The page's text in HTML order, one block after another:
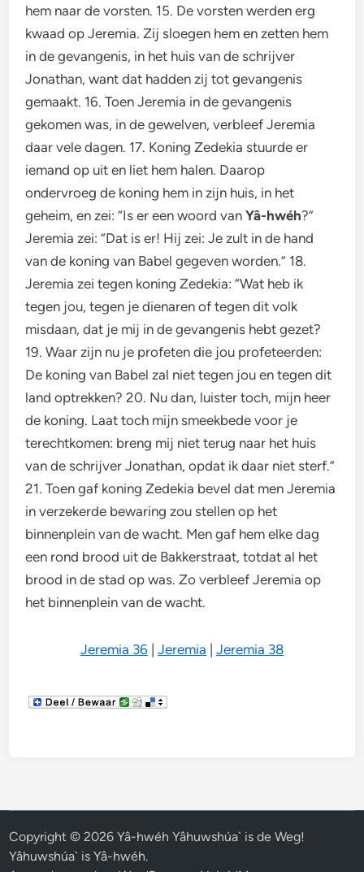
hem naar de vorsten. 15. De vorsten werden erg
kwaad op Jeremia. Zij sloegen hem en zetten hem
in de gevangenis, in het huis van de schrijver
Jonathan, want dat hadden zij tot gevangenis
gemaakt. 16. Toen Jeremia in de gevangenis
gekomen was, in de gewelven, verbleef Jeremia
daar vele dagen. 17. Koning Zedekia stuurde er
iemand op uit en liet hem halen. Daarop
ondervroeg de koning hem in zijn huis, in het
geheim, en zei: “Is er een woord vanYâ-hwéh?”
Jeremia zei: “Dat is er! Hij zei: Je zult in de hand
van de koning van Babel gegeven worden.” 18.
Jeremia zei tegen koning Zedekia: “Wat heb ik
tegen jou, tegen je dienaren of tegen dit volk
misdaan, dat je mij in de gevangenis hebt gezet?
19. Waar zijn nu je profeten die jou profeteerden:
De koning van Babel zal niet tegen jou en tegen dit
land optrekken? 20. Nu dan, luister toch, mijn heer
de koning. Laat toch mijn smeekbede voor je
terechtkomen: breng mij niet terug naar het huis
van de schrijver Jonathan, opdat ik daar niet sterf.”
21. Toen gaf koning Zedekia bevel dat men Jeremia
in verzekerde bewaring zou stellen op het
binnenplein van de wacht. Men gaf hem elke dag
een rond brood uit de Bakkerstraat, totdat al het
brood in de stad op was. Zo verbleef Jeremia op
het binnenplein van de wacht.
Jeremia 36 Jeremia Jeremia 38
Copyright © 2026Yâ-hwéh Yâhuwshúa` is de Weg!
Yâhuwshúa` is Yâ-hwéh.